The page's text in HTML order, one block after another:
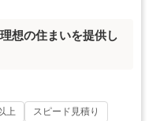
想の住まいを提供し
上
スピード見積り